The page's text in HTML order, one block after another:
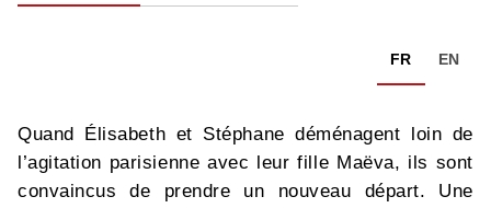
FR EN
Quand Élisabeth et Stéphane déménagent loin de
l’agitation parisienne avec leur fille Maëva, ils sont
convaincus de prendre un nouveau départ. Une